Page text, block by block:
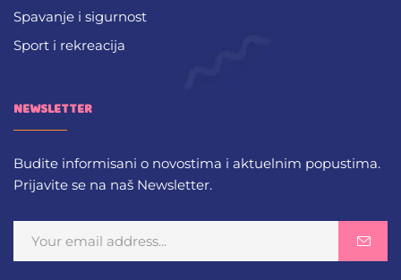
Spavanje i sigurnost
Sport i rekreacija
NEWSLETTER
Budite informisani o novostima i aktuelnim popustima.
Prijavite se na naš Newsletter.